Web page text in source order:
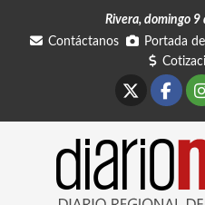
Rivera, domingo 9
Contáctanos
Portada